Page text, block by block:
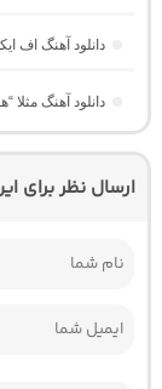
دانلود آهنگ اف ایکس 2 “ریمیکس عاشقانه احساسی قفلی” از
دانلود آهنگ
ارسال نظر برای